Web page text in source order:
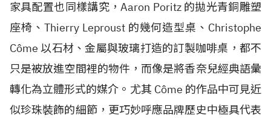
家具配置也同樣講究，Aaron Poritz 的拋光青銅雕塑
座椅、Thierry Leproust 的幾何造型桌、Christophe
Côme 以石材、金屬與玻璃打造的訂製咖啡桌，都不
只是被放進空間裡的物件，而像是將香奈兒經典語彙
轉化為立體形式的媒介。尤其 Côme 的作品中可見近
似珍珠裝飾的細節，更巧妙呼應品牌歷史中極具代表